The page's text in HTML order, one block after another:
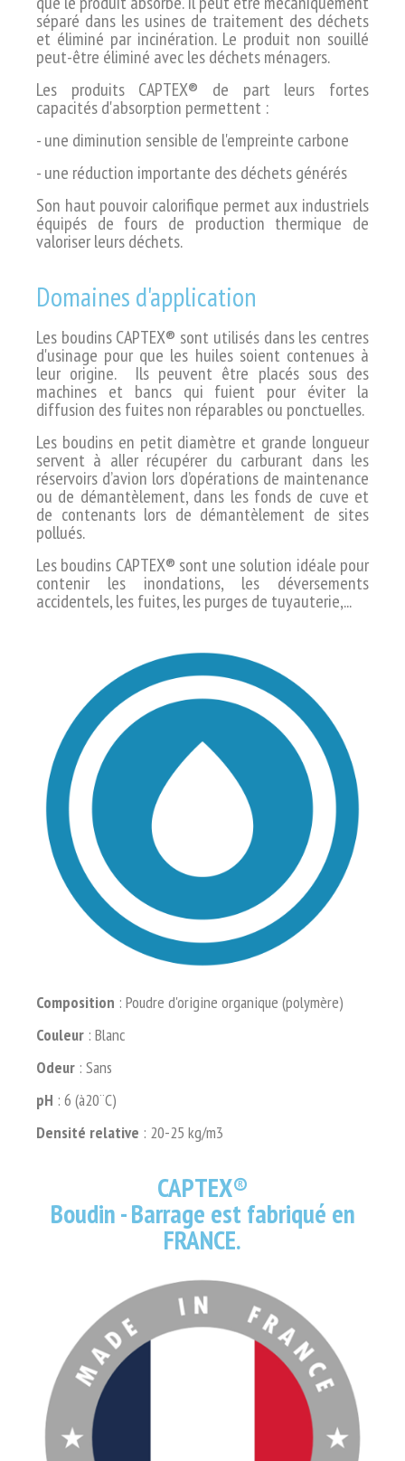
séparé dans les usines de traitement des déchets
etéliminé par incinération. Le produit non souillé
peut-être éliminé avec les déchets ménagers.
Les produits CAPTEX® de part leurs fortes
capacités d'absorption permettent :
- une diminution sensible de l'empreinte carbone
- une réduction importante des déchets générés
Son haut pouvoir calorifique permet aux industriels
équipés de fours de production thermique de
valoriser leurs déchets.
Domaines d'application
Les boudins CAPTEX® sont utilisés dans les centres
d'usinage pour que les huiles soient contenues à
leur origine. Ils peuvent être placés sous des
machines et bancs qui fuient pour éviter la
diffusion des fuites non réparables ou ponctuelles.
Les boudins en petit diamètre et grande longueur
servent à aller récupérer du carburant dans les
réservoirs d’avion lors d’opérations de maintenance
ou de démantèlement, dans les fonds de cuve et
de contenants lors de démantèlement de sites
pollués.
Les boudins CAPTEX® sont une solution idéale pour
contenir les inondations, les déversements
accidentels, les fuites, les purges de tuyauterie,...
Composition : Poudre d'origine organique (polymère)
Couleur : Blanc
Odeur : Sans
pH : 6 (à20¨C)
Densité relative : 20-25 kg/m3
CAPTEX®
Boudin - Barrage est fabriqué en
FRANCE.